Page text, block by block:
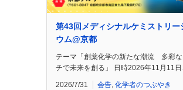
第43回メディシナルケミストリー
ウム@京都
テーマ「創薬化学の新たな潮流 多彩な
チで未来を創る」 日時2026年11月11
2026/7/31 会告, 化学者のつぶやき